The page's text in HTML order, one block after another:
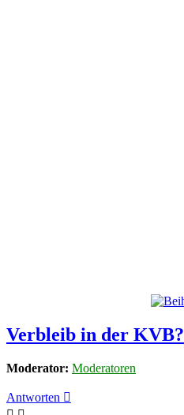
Verbleib in der KVB?
Moderator: Moderatoren
Antworten